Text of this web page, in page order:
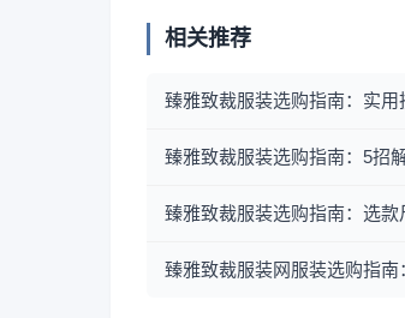
相关推荐
臻雅致裁服装选购指南：实
臻雅致裁服装选购指南：5招
臻雅致裁服装选购指南：选
臻雅致裁服装网服装选购指